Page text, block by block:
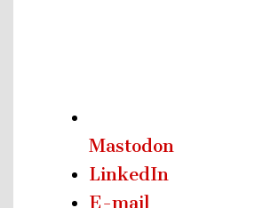
Mastodon
LinkedIn
E-mail